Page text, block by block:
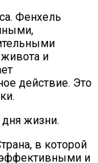
Фенхель
живота и
действие. Это
жизни.
в которой
эффективными и